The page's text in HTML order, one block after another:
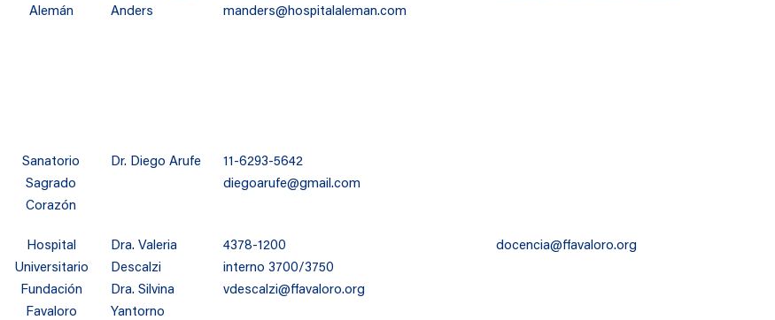
Alemán
Anders
manders@hospitalaleman.com
Sanatorio
Sagrado
Corazón
Dr. Diego Arufe
11-6293-5642
diegoarufe@gmail.com
Hospital
Universitario
Fundación
Favaloro
Dra. Valeria
Descalzi
Dra. Silvina
Yantorno
4378-1200
interno 3700/3750
vdescalzi@ffavaloro.org
docencia@ffavaloro.org